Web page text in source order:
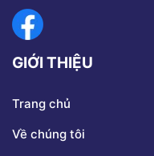
GIỚI THIỆU
Trang chủ
Về chúng tôi